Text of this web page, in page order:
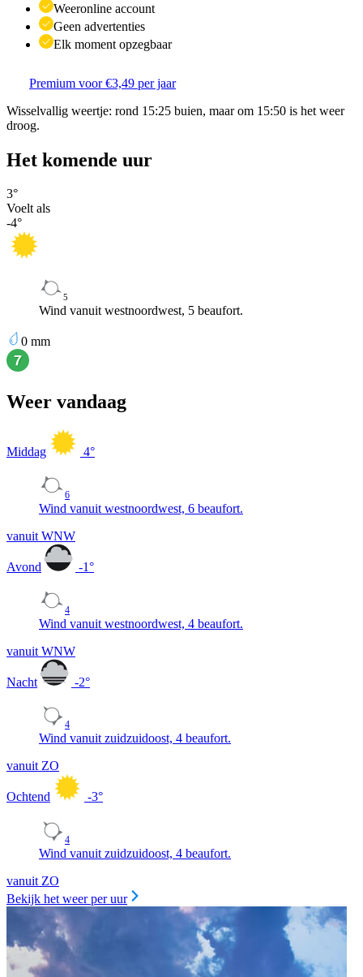
Weeronline account
Geen advertenties
Elk moment opzegbaar
Premium voor €3,49 per jaar
Wisselvallig weertje: rond 15:25 buien, maar om 15:50 is het weer
droog.
Het komende uur
3°
Voelt als
-4°
5
Wind vanuit westnoordwest, 5 beaufort.
0 mm
Weer vandaag
Middag 4°
6
Wind vanuit westnoordwest, 6 beaufort.
vanuit WNW
Avond -1°
4
Wind vanuit westnoordwest, 4 beaufort.
vanuit WNW
Nacht -2°
4
Wind vanuit zuidzuidoost, 4 beaufort.
vanuit ZO
Ochtend -3°
4
Wind vanuit zuidzuidoost, 4 beaufort.
vanuit ZO
Bekijk het weer per uur